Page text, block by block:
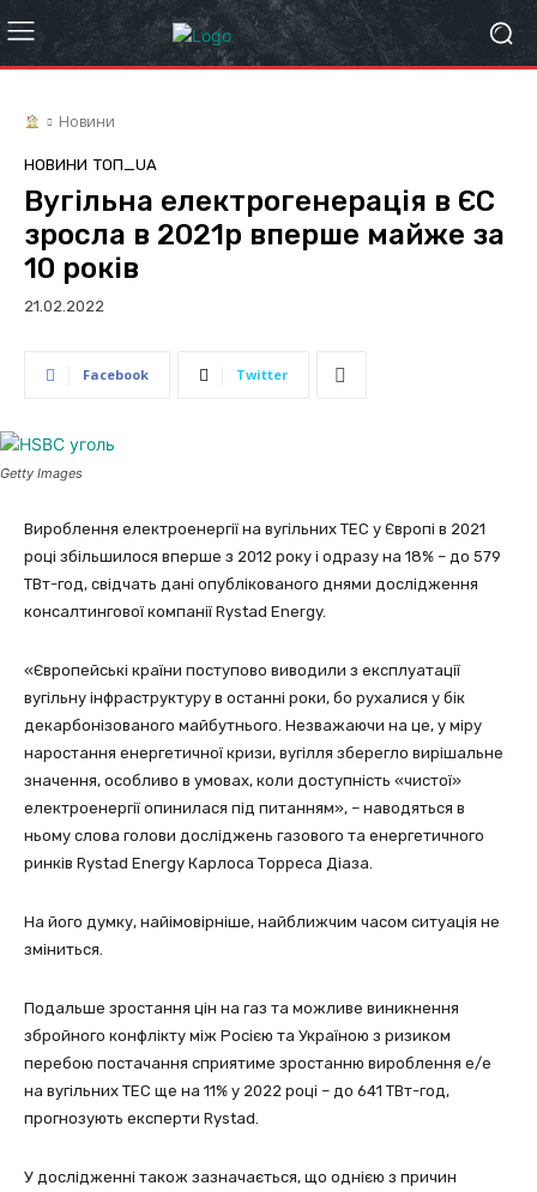
Новини
НОВИНИ ТОП_UA
Вугільна електрогенерація в ЄС
зросла в 2021р вперше майже за
10 років
21.02.2022
Facebook Twitter
Getty Images
Вироблення електроенергії на вугільних ТЕС у Європі в 2021
році збільшилося вперше з 2012 року і одразу на 18% – до 579
ТВт-год, свідчать дані опублікованого днями дослідження
консалтингової компанії Rystad Energy.
«Європейські країни поступово виводили з експлуатації
вугільну інфраструктуру в останні роки, бо рухалися у бік
декарбонізованого майбутнього. Незважаючи на це, у міру
наростання енергетичної кризи, вугілля зберегло вирішальне
значення, особливо в умовах, коли доступність «чистої»
електроенергії опинилася під питанням», – наводяться в
ньому слова голови досліджень газового та енергетичного
ринків Rystad Energy Карлоса Торреса Діаза.
На його думку, найімовірніше, найближчим часом ситуація не
зміниться.
Подальше зростання цін на газ та можливе виникнення
збройного конфлікту між Росією та Україною з ризиком
перебою постачання сприятиме зростанню вироблення е/е
на вугільних ТЕС ще на 11% у 2022 році – до 641 ТВт-год,
прогнозують експерти Rystad.
У дослідженні також зазначається, що однією з причин